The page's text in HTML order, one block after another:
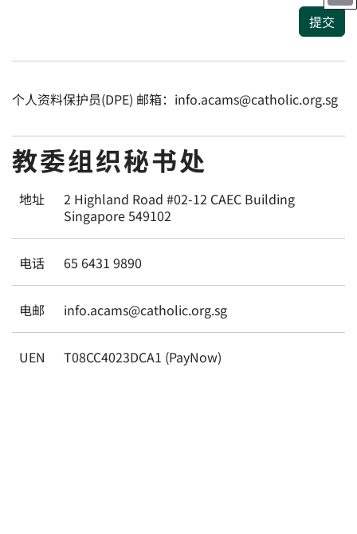
提交
个人资料保护员(DPE) 邮箱：info.acams@catholic.org.sg
教委组织秘书处
地址
2 Highland Road #02-12 CAEC Building
Singapore 549102
电话 65 6431 9890
电邮 info.acams@catholic.org.sg
UEN T08CC4023DCA1 (PayNow)